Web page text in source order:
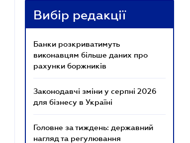
Вибір редакції
Банки розкриватимуть
виконавцям більше даних про
рахунки боржників
Законодавчі зміни у серпні 2026
для бізнесу в Україні
Головне за тиждень: державний
нагляд та регулювання